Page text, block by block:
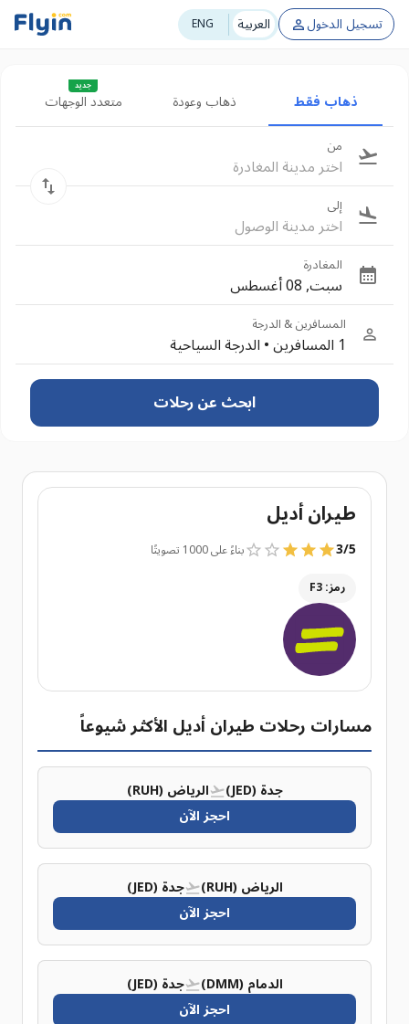
ENG العربية تسجيل الدخول
ذهاب فقط ذهاب وعودة متعدد الوجهات
جديد
من
اختر مدينة المغادرة
إلى
اختر مدينة الوصول
المغادرة
سبت, 08 أغسطس
المسافرين & الدرجة
1 المسافرين •الدرجة السياحية
ابحث عن رحلات
طيران أديل
3/5
بناءً على 1000 تصويتًا
رمز: F3
مسارات رحلات طيران أديل الأكثر شيوعاً
جدة (JED)
الرياض (RUH)
احجز الآن
الرياض (RUH)
جدة (JED)
احجز الآن
الدمام (DMM)
جدة (JED)
احجز الآن